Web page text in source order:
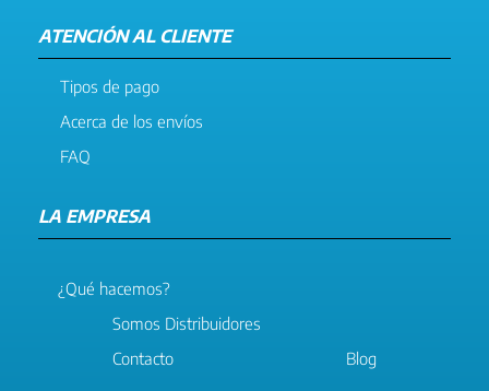
ATENCIÓN AL CLIENTE
Tipos de pago
Acerca de los envíos
FAQ
LA EMPRESA
¿Qué hacemos?
Somos Distribuidores
Contacto
Blog